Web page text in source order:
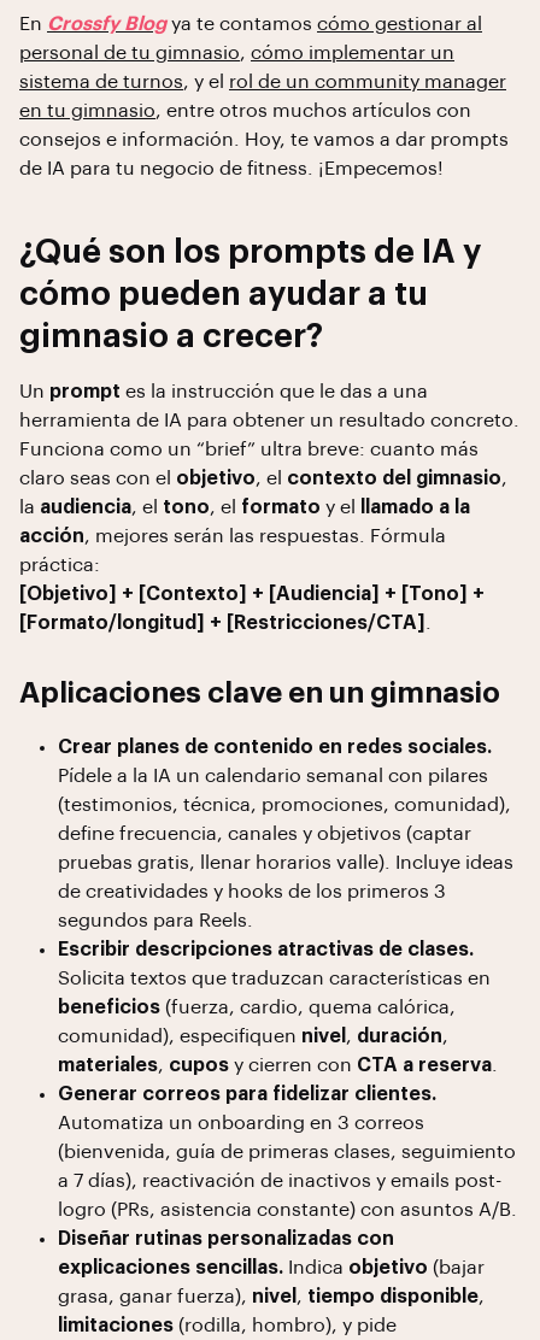
En Crossfy Blogya te contamos cómo gestionar al
personal de tu gimnasio, cómo implementar un
sistema de turnos, y el rol de un community manager
en tu gimnasio, entre otros muchos artículos con
consejos e información. Hoy, te vamos a dar prompts
de IA para tu negocio de fitness. ¡Empecemos!
¿Qué son los prompts de IA y
cómo pueden ayudar a tu
gimnasio a crecer?
Un prompt es la instrucción que le das a una
herramienta de IA para obtener un resultado concreto.
Funciona como un “brief” ultra breve: cuanto más
claro seas con el objetivo, el contexto del gimnasio,
la audiencia, el tono, el formato y el
llamado a la
acción, mejores serán las respuestas. Fórmula
práctica:
[Objetivo] + [Contexto] + [Audiencia] + [Tono] +
[Formato/longitud] + [Restricciones/CTA]
Aplicaciones clave en un gimnasio
Crear planes de contenido en redes sociales.
Pídele a la IA un calendario semanal con pilares
(testimonios, técnica, promociones, comunidad),
define frecuencia, canales y objetivos (captar
pruebas gratis, llenar horarios valle). Incluye ideas
de creatividades y hooks de los primeros 3
segundos para Reels.
Escribir descripciones atractivas de clases.
Solicita textos que traduzcan características en
beneficios (fuerza, cardio, quema calórica,
comunidad), especifiquen nivel , duración,
materiales, cupos y cierren con CTA a reserva
Generar correos para fidelizar clientes.
Automatiza un onboarding en 3 correos
(bienvenida, guía de primeras clases, seguimiento
a 7 días), reactivación de inactivos y emails post-
logro (PRs, asistencia constante) con asuntos A/B.
Diseñar rutinas personalizadas con
explicaciones sencillas. Indica objetivo (bajar
grasa, ganar fuerza), nivel , tiempo disponible,
limitaciones (rodilla, hombro), y pide